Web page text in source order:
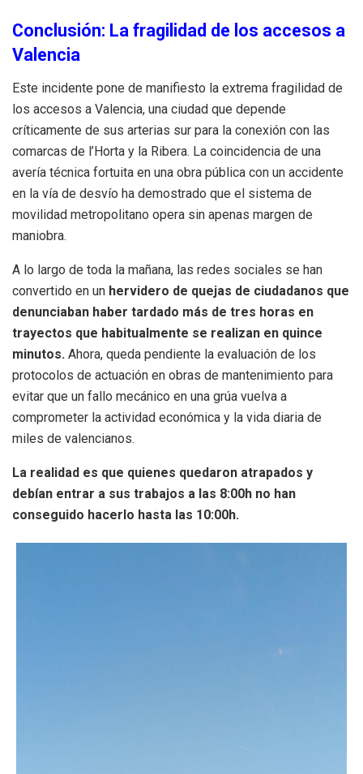
Conclusión: La fragilidad de los accesos a
Valencia
Este incidente pone de manifiesto la extrema fragilidad de
los accesos a Valencia, una ciudad que depende
críticamente de sus arterias sur para la conexión con las
comarcas de l’Horta y la Ribera. La coincidencia de una
avería técnica fortuita en una obra pública con un accidente
en la vía de desvío ha demostrado que el sistema de
movilidad metropolitano opera sin apenas margen de
maniobra.
A lo largo de toda la mañana, las redes sociales se han
convertido en un hervidero de quejas de ciudadanos que
denunciaban haber tardado más de tres horas en
trayectos que habitualmente se realizan en quince
minutos. Ahora, queda pendiente la evaluación de los
protocolos de actuación en obras de mantenimiento para
evitar que un fallo mecánico en una grúa vuelva a
comprometer la actividad económica y la vida diaria de
miles de valencianos.
La realidad es que quienes quedaron atrapados y
debían entrar a sus trabajos a las 8:00h no han
conseguido hacerlo hasta las 10:00h.